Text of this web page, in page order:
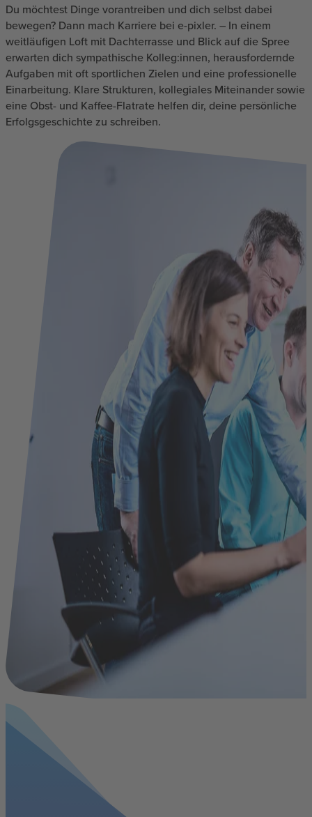
Du möchtest Dinge vorantreiben und dich selbst dabei
bewegen? Dann mach Karriere bei e-pixler. – In einem
weitläufigen Loft mit Dachterrasse und Blick auf die Spree
erwarten dich sympathische Kolleg:innen, herausfordernde
Aufgaben mit oft sportlichen Zielen und eine professionelle
Einarbeitung. Klare Strukturen, kollegiales Miteinander sowie
eine Obst- und Kaffee-Flatrate helfen dir, deine persönliche
Erfolgsgeschichte zu schreiben.